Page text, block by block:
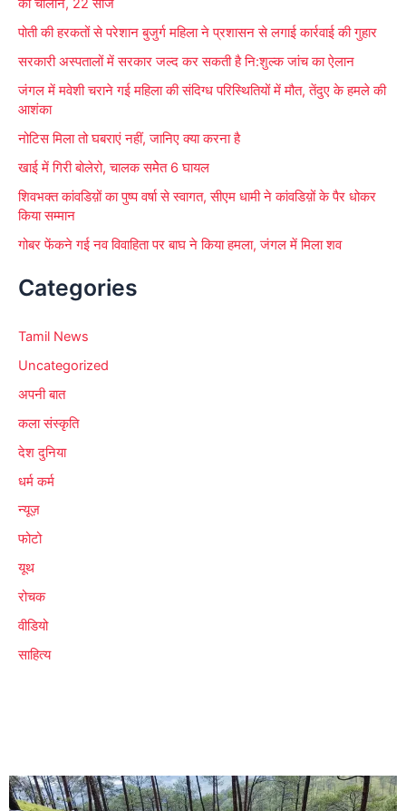
का चालान, 22 सीज
पोती की हरकतों से परेशान बुजुर्ग महिला ने प्रशासन से लगाई कार्रवाई की गुहार
सरकारी अस्पतालों में सरकार जल्द कर सकती है नि:शुल्क जांच का ऐलान
जंगल में मवेशी चराने गई महिला की संदिग्ध परिस्थितियों में मौत, तेंदुए के हमले की
आशंका
नोटिस मिला तो घबराएं नहीं, जानिए क्या करना है
खाई में गिरी बोलेरो, चालक समेेत 6 घायल
शिवभक्त कांवडिय़ों का पुष्प वर्षा से स्वागत, सीएम धामी ने कांवडिय़ों के पैर धोकर
किया सम्मान
गोबर फेंकने गई नव विवाहिता पर बाघ ने किया हमला, जंगल में मिला शव
Categories
Tamil News
Uncategorized
अपनी बात
कला संस्कृति
देश दुनिया
धर्म कर्म
न्यूज़
फोटो
यूथ
रोचक
वीडियो
साहित्य